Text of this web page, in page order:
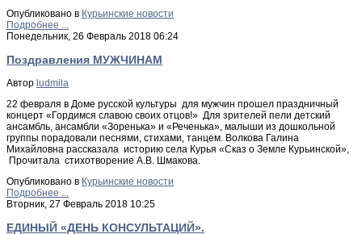
Опубликовано в Курьинские новости
Подробнее ...
Понедельник, 26 Февраль 2018 06:24
Поздравления МУЖЧИНАМ
Автор ludmila
22 февраля в Доме русской культуры для мужчин прошел праздничный
концерт «Гордимся славою своих отцов!» Для зрителей пели детский
ансамбль, ансамбли «Зоренька» и «Реченька», малыши из дошкольной
группы порадовали песнями, стихами, танцем. Волкова Галина
Михайловна рассказала историю села Курья «Сказ о Земле Курьинской»,
Прочитала стихотворение А.В. Шмакова.
Опубликовано в Курьинские новости
Подробнее ...
Вторник, 27 Февраль 2018 10:25
ЕДИНЫЙ «ДЕНЬ КОНСУЛЬТАЦИЙ».